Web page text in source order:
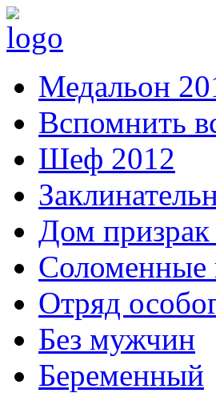
Медальон
Вспомнить
Шеф 2012
Дом призрак
Соломенные
Отряд
Без мужчин
Беременный